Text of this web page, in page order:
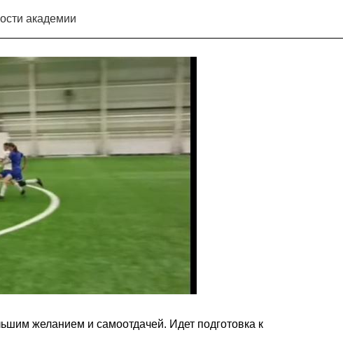
академии
желанием и самоотдачей. Идет подготовка к